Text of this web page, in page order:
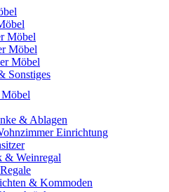
Möbel
Möbel
Möbel
Sonstiges
& Ablagen
Einrichtung
& Weinregal
& Kommoden